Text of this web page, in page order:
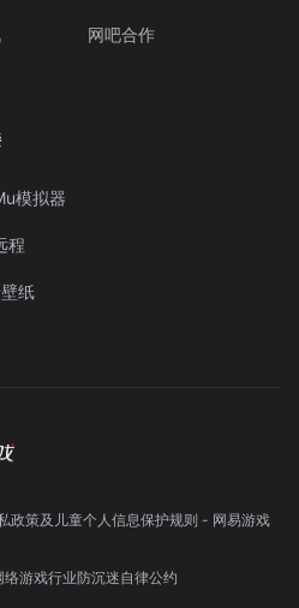
网吧合作
模拟器
程
纸
政策及儿童个人信息保护规则 - 网易游戏
络游戏行业防沉迷自律公约